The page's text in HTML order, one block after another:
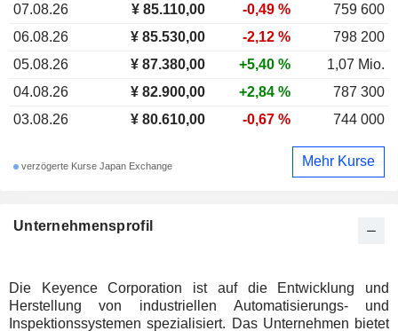
Unternehmensprofil
Die Keyence Corporation ist auf die Entwicklung und
Herstellung von industriellen Automatisierungs- und
Inspektionssystemen spezialisiert. Das Unternehmen bietet
07.08.26
¥ 85.110,00 -0,49 %
759 600
06.08.26
¥ 85.530,00 -2,12 %
798 200
05.08.26
¥ 87.380,00 +5,40 %
1,07 Mio.
04.08.26
¥ 82.900,00 +2,84 %
787 300
03.08.26
¥ 80.610,00 -0,67 % 744 000
verzögerte Kurse Japan Exchange Mehr Kurse